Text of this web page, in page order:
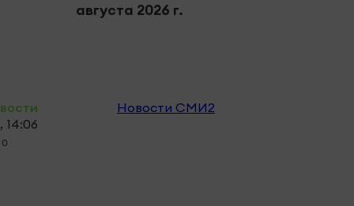
августа 2026 г.
14:06
0
Новости СМИ2